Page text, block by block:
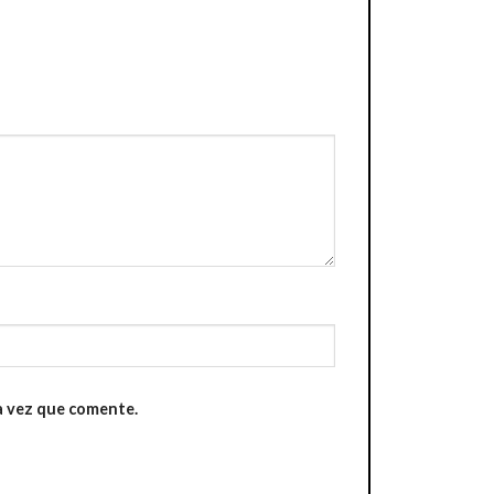
vez que comente.